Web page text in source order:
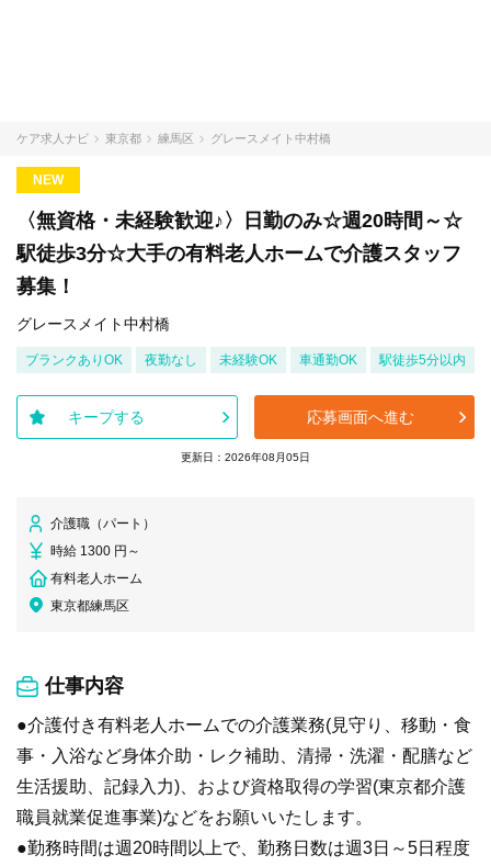
ケア求人ナビ 東京都 練馬区 グレースメイト中村橋
NEW
〈無資格・未経験歓迎♪〉日勤のみ☆週20時間～☆
駅徒歩3分☆大手の有料老人ホームで介護スタッフ
募集！
グレースメイト中村橋
ブランクありOK 夜勤なし 未経験OK 車通勤OK 駅徒歩5分以内
キープする 応募画面へ進む
更新日：2026年08月05日
介護職（パート）
時給 1300 円～
有料老人ホーム
東京都練馬区
仕事内容
●介護付き有料老人ホームでの介護業務(見守り、移動・食
事・入浴など身体介助・レク補助、清掃・洗濯・配膳など
生活援助、記録入力)、および資格取得の学習(東京都介護
職員就業促進事業)などをお願いいたします。
●勤務時間は週20時間以上で、勤務日数は週3日～5日程度